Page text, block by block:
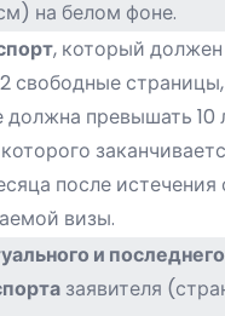
на белом фоне.
, который
свободные страницы,
должна превышать 10
после
визы.
и последнего
заявителя